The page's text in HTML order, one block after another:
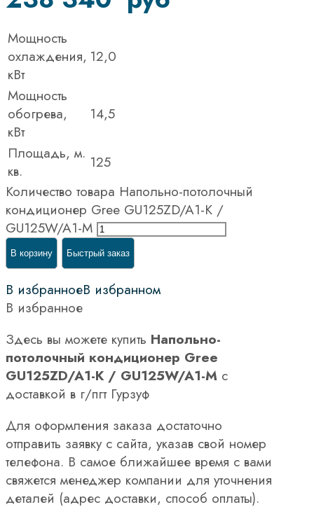
Мощность
охлаждения,
кВт
12,0
Мощность
обогрева,
кВт
14,5
Площадь, м.
кв.
125
Количество товара Напольно-потолочный
кондиционер Gree GU125ZD/A1-K /
GU125W/A1-M
В корзину Быстрый заказ
В избранноеВ избранном
В избранное
Здесь вы можете купить Напольно-
потолочный кондиционер Gree
GU125ZD/A1-K / GU125W/A1-M с
доставкой в г/пгт Гурзуф
Для оформления заказа достаточно
отправить заявку с сайта, указав свой номер
телефона. В самое ближайшее время с вами
свяжется менеджер компании для уточнения
деталей (адрес доставки, способ оплаты).